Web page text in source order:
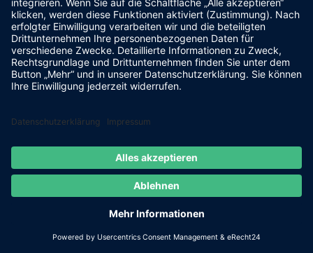
Kontakt
FSV Steinsberg e.V. 1949
Sportheim
93128 Steinsberg
pr@fsv-steinsberg.de
Social